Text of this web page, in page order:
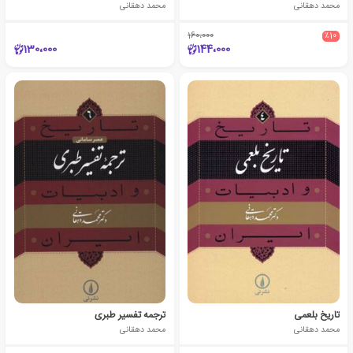
محمد دهقانی
٪10 160،000
144،000
محمد دهقانی
130،000
تاریخ بلعمی
محمد دهقانی
ترجمه تفسیر طبری
محمد دهقانی